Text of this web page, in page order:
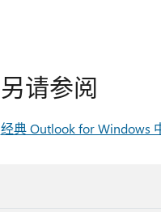
另请参阅
经典 Outlook for Windows